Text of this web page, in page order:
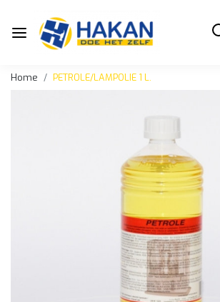
Home PETROLE/LAMPOLIE 1 L.